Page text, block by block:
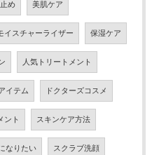
め 美肌ケア
イスチャーライザー 保湿ケア
人気トリートメント
イテム ドクターズコスメ
ント スキンケア方法
なりたい スクラブ洗顔